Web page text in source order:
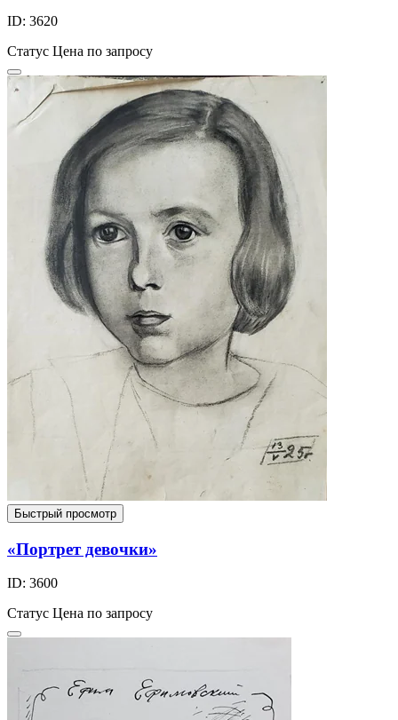
ID: 3620
Статус Цена по запросу
Быстрый просмотр
«Портрет девочки»
ID: 3600
Статус Цена по запросу